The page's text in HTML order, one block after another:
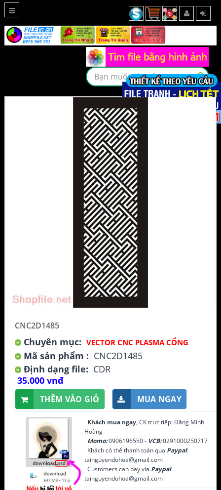
CNC2D1485
Chuyên mục: VECTOR CNC PLASMA CỔNG
Mã sản phẩm : CNC2D1485
Định dạng file: CDR
35.000 vnđ
THÊM VÀO GIỎ MUA NGAY
Khách mua ngay, CK trực tiếp: Đặng Minh
Hoàng
Momo:0906196550 - VCB:0291000250717
Khách có thể thanh toán qua Paypal:
tainguyendohoa@gmail.com
Customers can pay via Paypal:
tainguyendohoa@gmail.com